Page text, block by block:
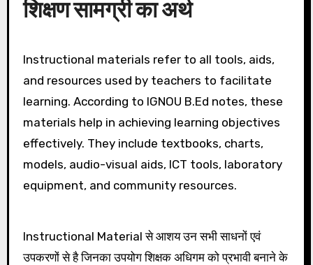
शिक्षण सामग्री का अर्थ
Instructional materials refer to all tools, aids,
and resources used by teachers to facilitate
learning. According to IGNOU B.Ed notes, these
materials help in achieving learning objectives
effectively. They include textbooks, charts,
models, audio-visual aids, ICT tools, laboratory
equipment, and community resources.
Instructional Material से आशय उन सभी साधनों एवं
उपकरणों से है जिनका उपयोग शिक्षक अधिगम को प्रभावी बनाने के